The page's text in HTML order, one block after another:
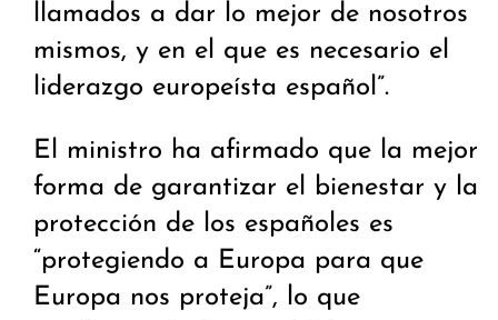
llamados a dar lo mejor de nosotros
mismos, y en el que es necesario el
liderazgo europeísta español”.
El ministro ha afirmado que la mejor
forma de garantizar el bienestar y la
protección de los españoles es
“protegiendo a Europa para que
Europa nos proteja”, lo que